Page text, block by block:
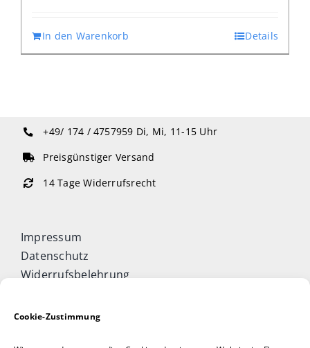
Cookie-Zustimmung
In den Warenkorb Details
+49/ 174 / 4757959 Di, Mi, 11-15 Uhr
Preisgünstiger Versand
14 Tage Widerrufsrecht
Impressum
Datenschutz
Widerrufsbelehrung
Allgemeine Geschäftsbedingungen